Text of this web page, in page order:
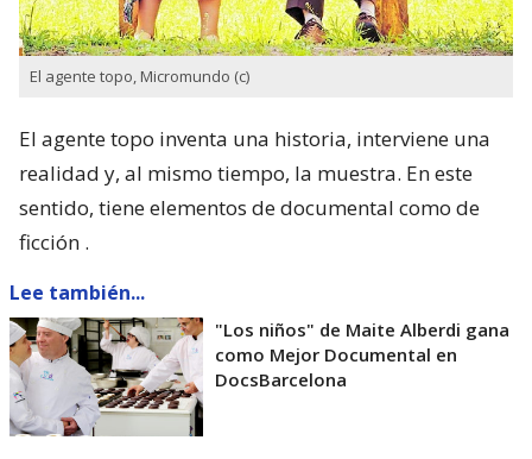
El agente topo, Micromundo (c)
El agente topo inventa una historia, interviene una
realidad y, al mismo tiempo, la muestra. En este
sentido, tiene elementos de documental como de
ficción .
Lee también...
"Los niños" de Maite Alberdi gana
como Mejor Documental en
DocsBarcelona